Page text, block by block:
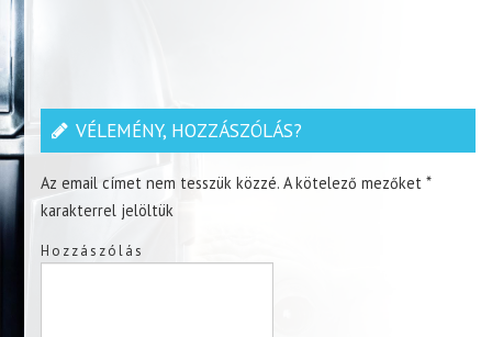
VÉLEMÉNY, HOZZÁSZÓLÁS?
Az email címet nem tesszük közzé. A kötelező mezőket*
karakterrel jelöltük
Hozzászólás